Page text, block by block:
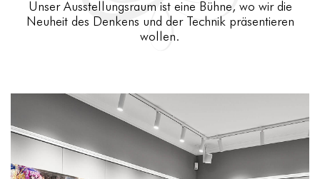
Unser Ausstellungsraum ist eine Bühne, wo wir die
Neuheit des Denkens und der Technik präsentieren
wollen.